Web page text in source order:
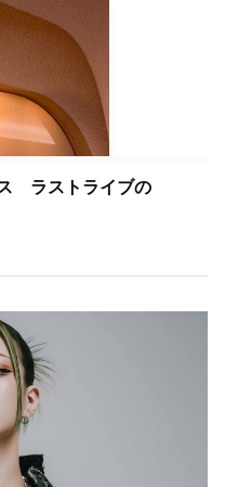
ラストライブの